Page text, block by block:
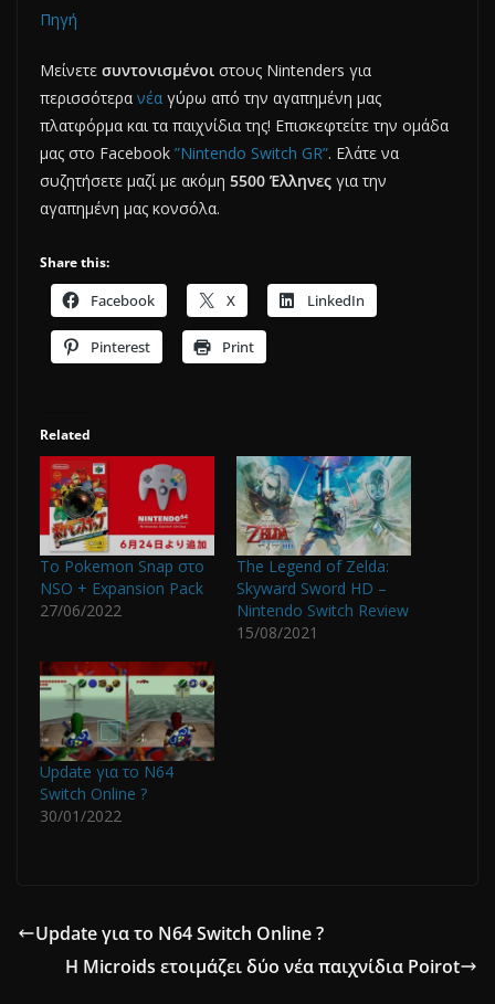
Πηγή
Μείνετε συντονισμένοι στους Nintenders για
περισσότερα νέα γύρω από την αγαπημένη μας
πλατφόρμα και τα παιχνίδια της! Επισκεφτείτε την ομάδα
μας στο Facebook ”Nintendo Switch GR”. Ελάτε να
συζητήσετε μαζί με ακόμη 5500 Έλληνες για την
αγαπημένη μας κονσόλα.
Share this:
Facebook X LinkedIn
Pinterest Print
Related
Tο Pokemon Snap στο
NSO + Expansion Pack
27/06/2022
The Legend of Zelda:
Skyward Sword HD –
Nintendo Switch Review
15/08/2021
Update για το N64
Switch Online ?
30/01/2022
Update για το N64 Switch Online ?
Η Microids ετοιμάζει δύο νέα παιχνίδια Poirot